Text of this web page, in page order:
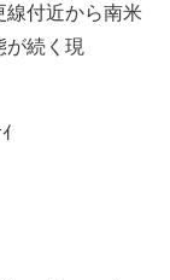
線付近から南米
が続く現